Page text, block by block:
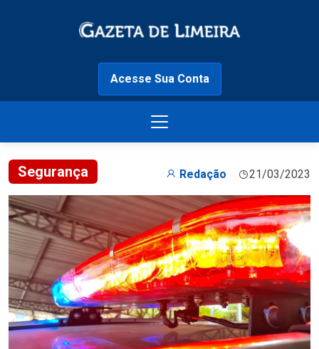
Acesse Sua Conta
Segurança Redação 21/03/2023